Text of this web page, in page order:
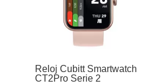
Reloj Cubitt Smartwatch
CT2Pro Serie 2